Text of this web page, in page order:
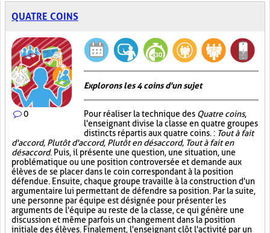
QUATRE COINS
0
Explorons les 4 coins d'un sujet
Pour réaliser la technique des Quatre coins,
l'enseignant divise la classe en quatre groupes
distincts répartis aux quatre coins. : Tout à fait
d'accord, Plutôt d'accord, Plutôt en désaccord, Tout à fait en
désaccord. Puis, il présente une question, une situation, une
problématique ou une position controversée et demande aux
élèves de se placer dans le coin correspondant à la position
défendue. Ensuite, chaque groupe travaille à la construction d'un
argumentaire lui permettant de défendre sa position. Par la suite,
une personne par équipe est désignée pour présenter les
arguments de l'équipe au reste de la classe, ce qui génère une
discussion et même parfois un changement dans la position
initiale des élèves. Finalement, l'enseignant clôt l'activité par un